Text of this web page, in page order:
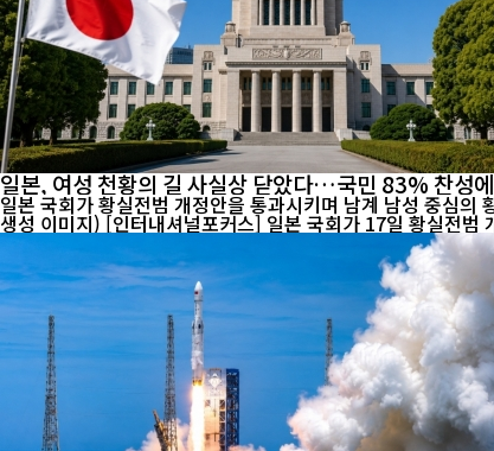
일본, 여성 천황의 길 사실상 닫았다…국민 83% 찬성
일본 국회가 황실전범 개정안을 통과시키며 남계 남성 중심
생성 이미지) [인터내셔널포커스] 일본 국회가 17일 황실